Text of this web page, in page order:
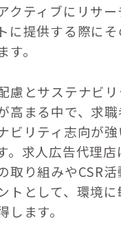
クティブにリサー
に提供する際に
。
慮とサステナビ
高まる中で、求
ビリティ志向が
。求人広告代理
取り組みやCSR
トとして、環境
します。